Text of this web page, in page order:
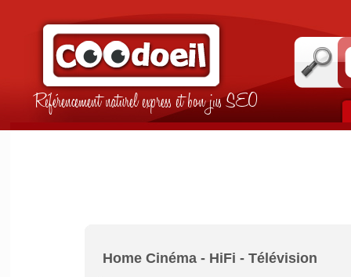
Référencement naturel express et bon jus SEO
Home Cinéma - HiFi - Télévision